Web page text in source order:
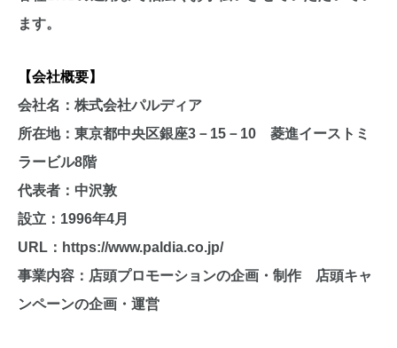
ます。
【会社概要】
会社名：株式会社パルディア
所在地：東京都中央区銀座3－15－10 菱進イーストミ
ラービル8階
代表者：中沢敦
設立：1996年4月
URL： https://www.paldia.co.jp/
事業内容：店頭プロモーションの企画・制作 店頭キャ
ンペーンの企画・運営